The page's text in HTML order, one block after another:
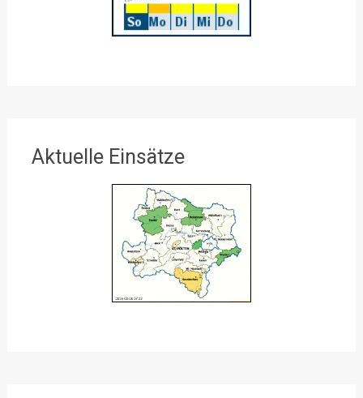
Aktuelle Einsätze